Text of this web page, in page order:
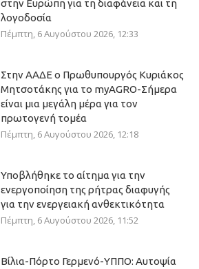
στην Ευρώπη για τη διαφάνεια και τη
λογοδοσία
Πέμπτη, 6 Αυγούστου 2026, 12:33
Στην ΑΑΔΕ ο Πρωθυπουργός Κυριάκος
Μητσοτάκης για το myAGRO-Σήμερα
είναι μια μεγάλη μέρα για τον
πρωτογενή τομέα
Πέμπτη, 6 Αυγούστου 2026, 12:18
Υποβλήθηκε το αίτημα για την
ενεργοποίηση της ρήτρας διαφυγής
για την ενεργειακή ανθεκτικότητα
Πέμπτη, 6 Αυγούστου 2026, 11:52
Βίλια-Πόρτο Γερμενό-ΥΠΠΟ: Αυτοψία